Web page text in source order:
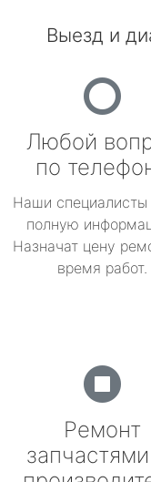
Выезд и
Любой
по
Наши специалисты
полную
Назначат цену
время работ.
Ремонт